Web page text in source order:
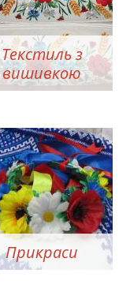
Текстиль з
вишивкою
Прикраси